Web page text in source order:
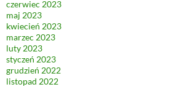
czerwiec 2023
maj 2023
kwiecień 2023
marzec 2023
luty 2023
styczeń 2023
grudzień 2022
listopad 2022